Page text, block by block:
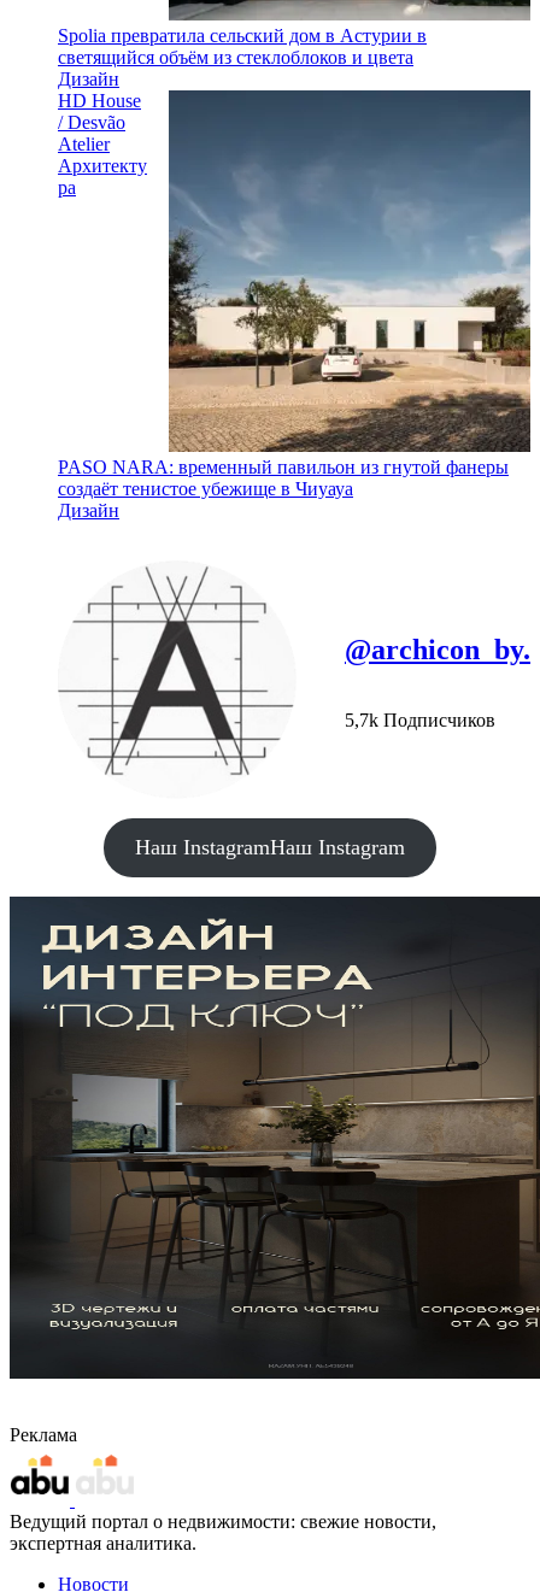
Spolia превратила сельский дом в Астурии в
светящийся объём из стеклоблоков и цвета
Дизайн
HD House
/ Desvão
Atelier
Архитекту
ра
PASO NARA: временный павильон из гнутой фанеры
создаёт тенистое убежище в Чиуауа
Дизайн
@archicon_by.
5,7k Подписчиков
Наш InstagramНаш Instagram
Реклама
Ведущий портал о недвижимости: свежие новости,
экспертная аналитика.
Новости